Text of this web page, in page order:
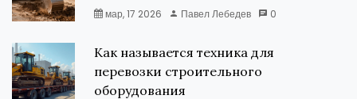
мар, 17 2026 Павел Лебедев 0
Как называется техника для
перевозки строительного
оборудования